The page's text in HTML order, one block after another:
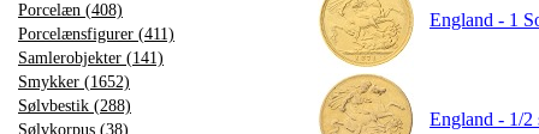
Porcelæn (408)
Porcelænsfigurer (411)
Samlerobjekter (141)
Smykker (1652)
Sølvbestik (288)
Sølvkorpus (38)
England - 1
England - 1/